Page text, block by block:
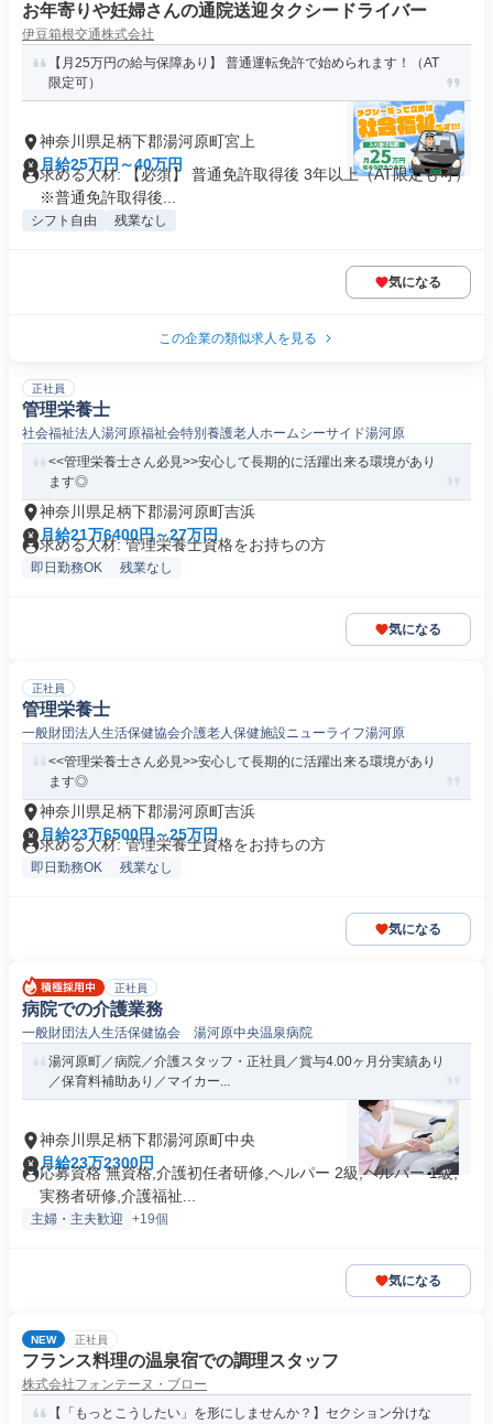
お年寄りや妊婦さんの通院送迎タクシードライバー
伊豆箱根交通株式会社
【月25万円の給与保障あり】 普通運転免許で始められます！（AT
限定可）
神奈川県足柄下郡湯河原町宮上
月給25万円～40万円
求める人材: 【必須】 普通免許取得後 3年以上（AT限定も可）
※普通免許取得後...
シフト自由 残業なし
気になる
この企業の類似求人を見る
正社員
管理栄養士
社会福祉法人湯河原福祉会特別養護老人ホームシーサイド湯河原
<<管理栄養士さん必見>>安心して長期的に活躍出来る環境があり
ます◎
神奈川県足柄下郡湯河原町吉浜
月給21万6400円～27万円
求める人材: 管理栄養士資格をお持ちの方
即日勤務OK 残業なし
気になる
正社員
管理栄養士
一般財団法人生活保健協会介護老人保健施設ニューライフ湯河原
<<管理栄養士さん必見>>安心して長期的に活躍出来る環境があり
ます◎
神奈川県足柄下郡湯河原町吉浜
月給23万6500円～25万円
求める人材: 管理栄養士資格をお持ちの方
即日勤務OK 残業なし
気になる
正社員
病院での介護業務
一般財団法人生活保健協会 湯河原中央温泉病院
湯河原町／病院／介護スタッフ・正社員／賞与4.00ヶ月分実績あり
／保育料補助あり／マイカー...
神奈川県足柄下郡湯河原町中央
月給23万2300円
応募資格 無資格,介護初任者研修,ヘルパー 2級,ヘルパー 1級,
実務者研修,介護福祉...
主婦・主夫歓迎 +19個
気になる
NEW 正社員
フランス料理の温泉宿での調理スタッフ
株式会社フォンテーヌ・ブロー
【「もっとこうしたい」を形にしませんか？】セクション分けな